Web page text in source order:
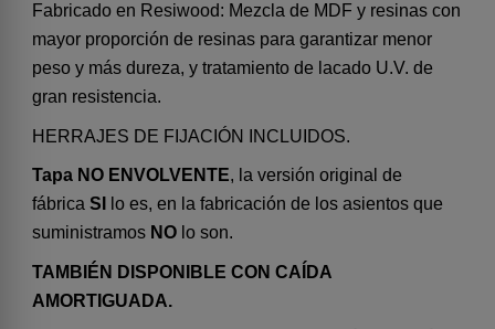
Fabricado en Resiwood: Mezcla de MDF y resinas con
mayor proporción de resinas para garantizar menor
peso y más dureza, y tratamiento de lacado U.V. de
gran resistencia.
HERRAJES DE FIJACIÓN INCLUIDOS.
Tapa NO ENVOLVENTE, la versión original de
fábrica SI
lo es, en la fabricación de los asientos que
suministramos NO lo son.
TAMBIÉN DISPONIBLE CON CAÍDA
AMORTIGUADA.